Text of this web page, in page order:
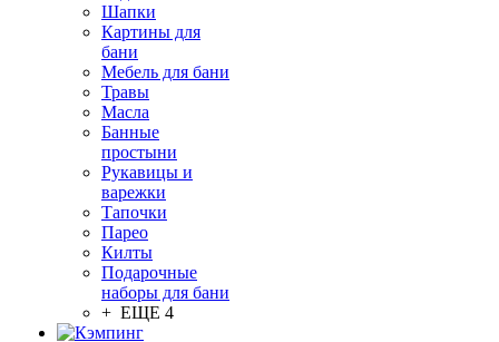
Шапки
Картины для
бани
Мебель для бани
Травы
Масла
Банные
простыни
Рукавицы и
варежки
Тапочки
Парео
Килты
Подарочные
наборы для бани
+ ЕЩЕ 4